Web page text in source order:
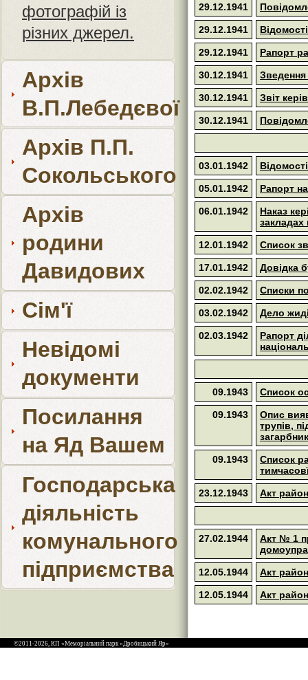
фотографій із
різних джерел.
Архів
В.П.Лебедєвої
Архів П.П.
Сокольського
Архів
родини
Давидових
Сім'ї
Невідомі
документи
Посилання
на Яд Вашем
Господарська
діяльність
комунального
підприємства
29.12.1941
29.12.1941
29.12.1941 Рапорт
30.12.1941 Зведення
30.12.1941 Звіт
30.12.1941
03.01.1942
05.01.1942 Рапорт
06.01.1942
Наказ
закладах
12.01.1942 Список
17.01.1942 Довідка
02.02.1942 Списки
03.02.1942 Дело
02.03.1942
Рапорт
09.1943 Список
09.1943
Опис
трупів,
09.1943
Список
23.12.1943 Акт
27.02.1944
Акт № 1
12.05.1944 Акт
12.05.1944 Акт
©2011-2026, КП «Меморіальний парк «Дробицький Яр»